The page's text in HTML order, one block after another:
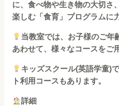
に、食べ物や生き物の大切さ
楽しむ「食育」プログラムに
当教室では、お子様のご年
あわせて、様々なコースを⁡ご
キッズスクール(英語学童)
ト⁡⁡利用コースもあります。
詳細